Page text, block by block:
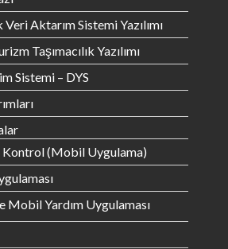
Aktarım Sistemi Yazılımı
Taşımacılık Yazılımı
Sistemi – DYS
Kontrol (Mobil Uygulama)
Mobil Yardım Uygulaması